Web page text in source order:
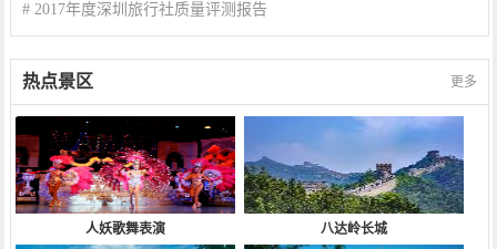
# 2017年度深圳旅行社质量评测报告
热点景区 更多
人妖歌舞表演 八达岭长城